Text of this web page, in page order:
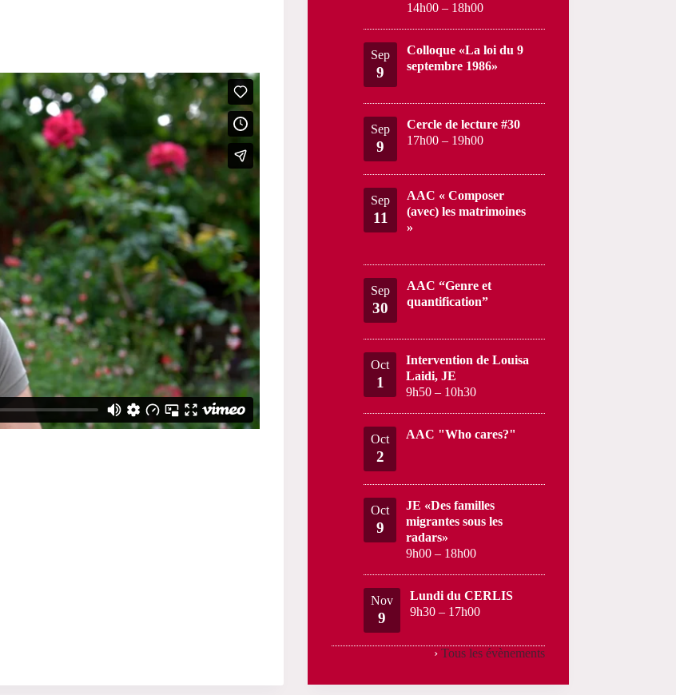
14h00 – 18h00
Sep
9
Colloque «La loi du 9
septembre 1986»
Sep
9
Cercle de lecture #30
17h00 – 19h00
Sep
11
AAC « Composer
(avec) les matrimoines
»
Sep
30
AAC “Genre et
quantification”
Oct
1
Intervention de Louisa
Laidi, JE
9h50 – 10h30
Oct
2
AAC "Who cares?"
Oct
9
JE «Des familles
migrantes sous les
radars»
9h00 – 18h00
Nov
9
Lundi du CERLIS
9h30 – 17h00
› Tous les évènements